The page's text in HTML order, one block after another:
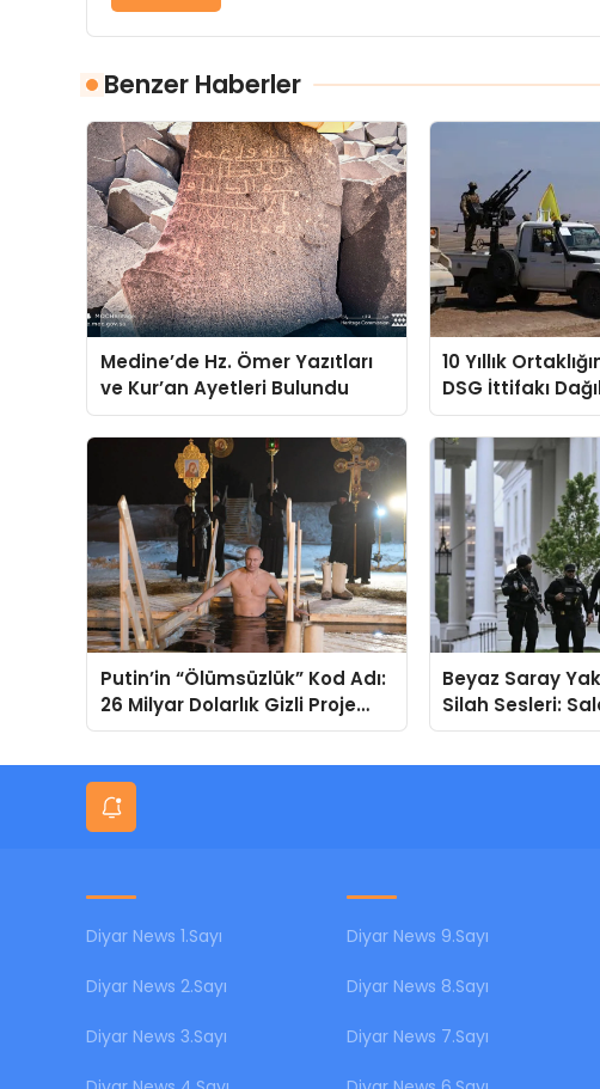
Benzer Haberler
Medine’de Hz. Ömer Yazıtları
ve Kur’an Ayetleri Bulundu
10 Yıllık
DSG İttifakı
Yeniden mi
Putin’in “Ölümsüzlük” Kod Adı:
26 Milyar Dolarlık Gizli Proje
Sızdı!
Beyaz Saray
Silah Sesleri:
Öldürüldü!
Diyar News 1.Sayı
Diyar News 2.Sayı
Diyar News 3.Sayı
Diyar News 9.Sayı
Diyar News 8.Sayı
Diyar News 7.Sayı